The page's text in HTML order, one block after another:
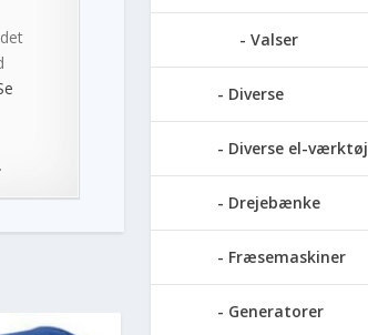
Valser
Diverse
Diverse el-værktøj
Drejebænke
Fræsemaskiner
Generatorer